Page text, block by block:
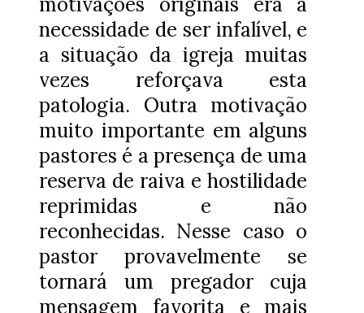
necessidade de ser infalível, e
a situação da igreja muitas
vezes reforçava esta
patologia. Outra motivação
muito importante em alguns
pastores é a presença de uma
reserva de raiva e hostilidade
reprimidas e não
reconhecidas. Nesse caso o
pastor provavelmente se
tornará um pregador cuja
mensagem favorita e mais